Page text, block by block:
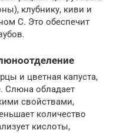
клубнику, киви и
C. Это обеспечит
и цветная капуста,
Слюна обладает
свойствами,
количество
кислоты,